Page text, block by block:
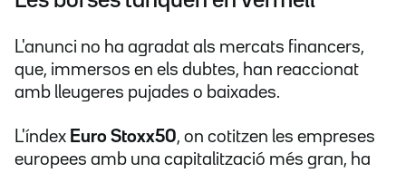
L'anunci no ha agradat als mercats financers,
que, immersos en els dubtes, han reaccionat
amb lleugeres pujades o baixades.
L'índex Euro Stoxx50, on cotitzen les empreses
europees amb una capitalització més gran, ha